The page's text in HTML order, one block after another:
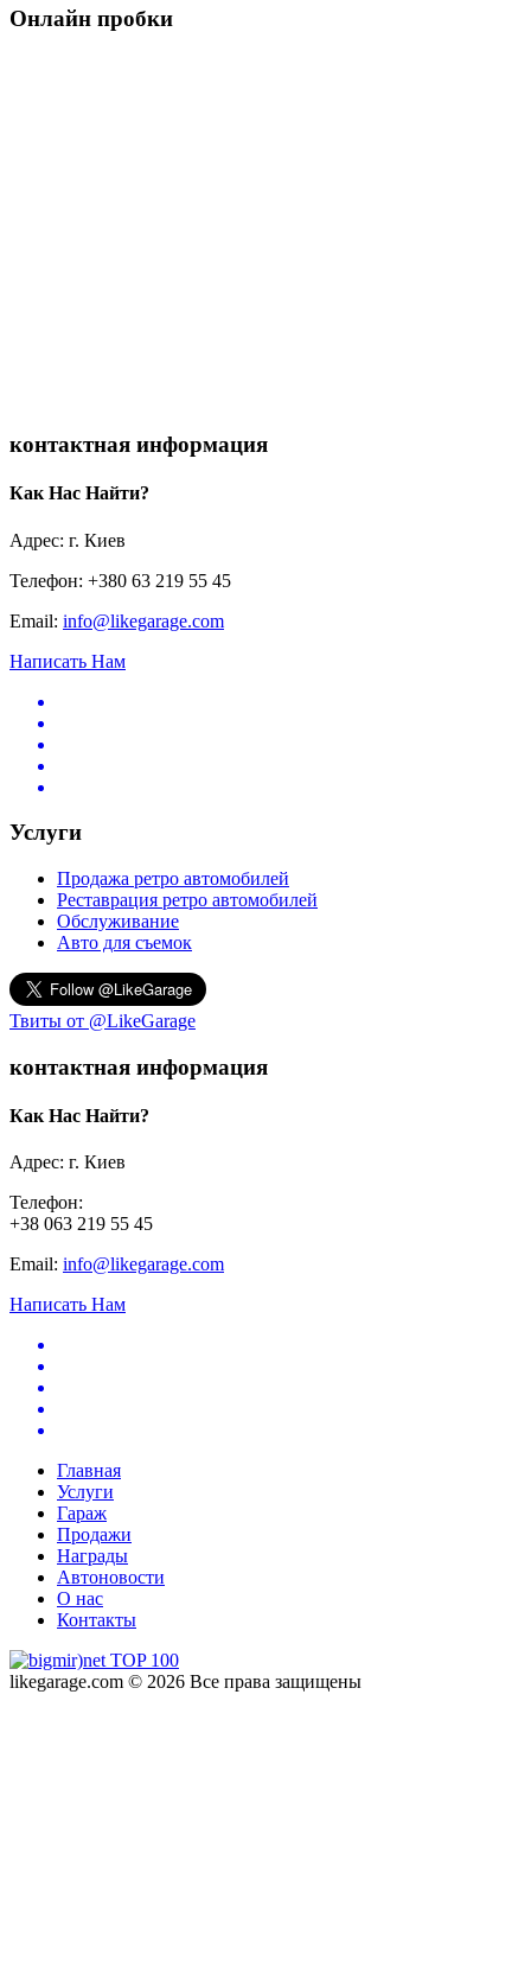
Онлайн пробки
контактная информация
Как Нас Найти?
Адрес: г. Киев
Телефон: +380 63 219 55 45
Email: info@likegarage.com
Написать Нам
Услуги
Продажа ретро автомобилей
Реставрация ретро автомобилей
Обслуживание
Авто для съемок
Твиты от @LikeGarage
контактная информация
Как Нас Найти?
Адрес: г. Киев
Телефон:
+38 063 219 55 45
Email: info@likegarage.com
Написать Нам
Главная
Услуги
Гараж
Продажи
Награды
Автоновости
О нас
Контакты
likegarage.com © 2026 Все права защищены